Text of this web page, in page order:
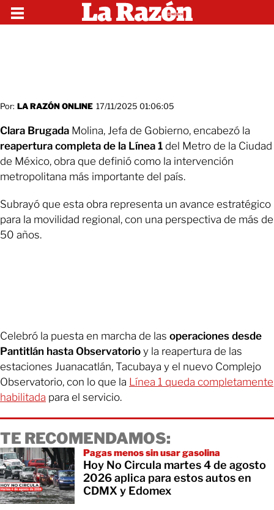
Por: LA RAZÓN ONLINE 17/11/2025 01:06:05
Clara Brugada Molina, Jefa de Gobierno, encabezó la
reapertura completa de la Línea 1 del Metro de la Ciudad
de México, obra que definió como la intervención
metropolitana más importante del país.
Subrayó que esta obra representa un avance estratégico
para la movilidad regional, con una perspectiva de más de
50 años.
Celebró la puesta en marcha de las operaciones desde
Pantitlán hasta Observatorio y la reapertura de las
estaciones Juanacatlán, Tacubaya y el nuevo Complejo
Observatorio, con lo que la Línea 1 queda completamente
habilitada para el servicio.
TE RECOMENDAMOS:
Pagas menos sin usar gasolina
Hoy No Circula martes 4 de agosto
2026 aplica para estos autos en
CDMX y Edomex